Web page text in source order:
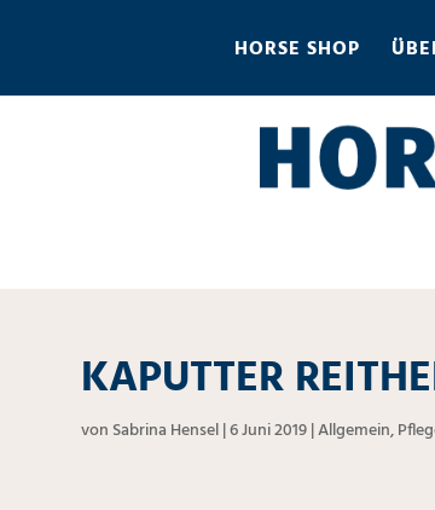
HORSE SHOP
KAPUTTER
von Sabrina Hensel|6 Juni 2019|Allgemein,